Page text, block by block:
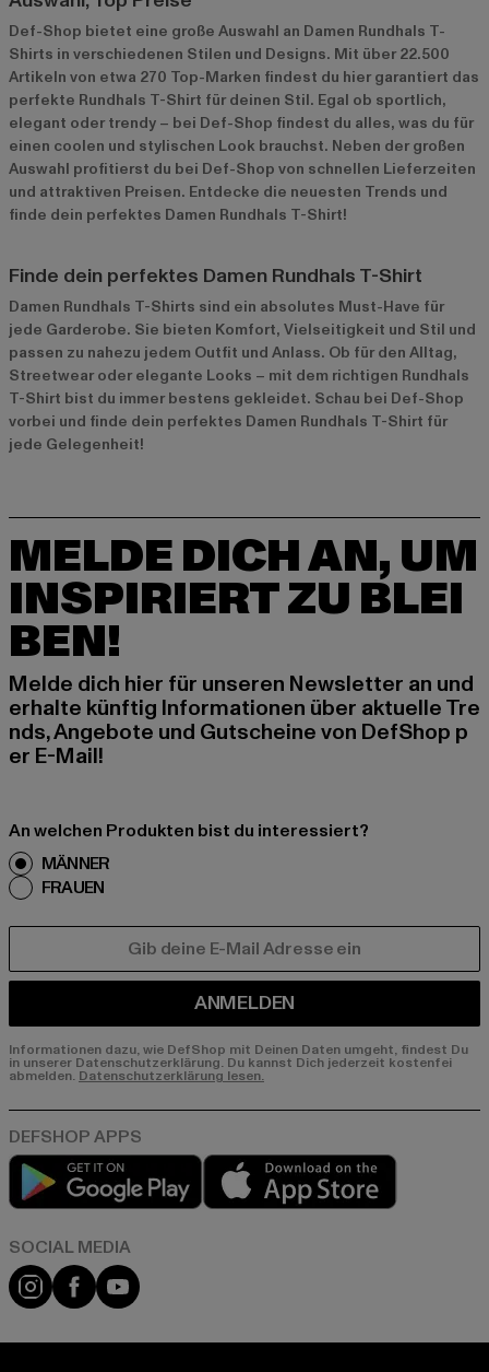
Def-Shop bietet eine große Auswahl an Damen Rundhals T-
Shirts in verschiedenen Stilen und Designs. Mit über 22.500
Artikeln von etwa 270 Top-Marken findest du hier garantiert das
perfekte Rundhals T-Shirt für deinen Stil. Egal ob sportlich,
elegant oder trendy – bei Def-Shop findest du alles, was du für
einen coolen und stylischen Look brauchst. Neben der großen
Auswahl profitierst du bei Def-Shop von schnellen Lieferzeiten
und attraktiven Preisen. Entdecke die neuesten Trends und
finde dein perfektes Damen Rundhals T-Shirt!
Finde dein perfektes Damen Rundhals T-Shirt
Damen Rundhals T-Shirts sind ein absolutes Must-Have für
jede Garderobe. Sie bieten Komfort, Vielseitigkeit und Stil und
passen zu nahezu jedem Outfit und Anlass. Ob für den Alltag,
Streetwear oder elegante Looks – mit dem richtigen Rundhals
T-Shirt bist du immer bestens gekleidet. Schau bei Def-Shop
vorbei und finde dein perfektes Damen Rundhals T-Shirt für
jede Gelegenheit!
MELDE DICH AN, UM
INSPIRIERT ZU BLEI
BEN!
Melde dich hier für unseren Newsletter an und
erhalte künftig Informationen über aktuelle Tre
nds, Angebote und Gutscheine von DefShop p
er E-Mail!
An welchen Produkten bist du interessiert?
MÄNNER
FRAUEN
ANMELDEN
Informationen dazu, wie DefShop mit Deinen Daten umgeht, findest Du
in unserer Datenschutzerklärung. Du kannst Dich jederzeit kostenfei
abmelden. Datenschutzerklärung lesen.
Play market
Instagram
FacebookYouTube